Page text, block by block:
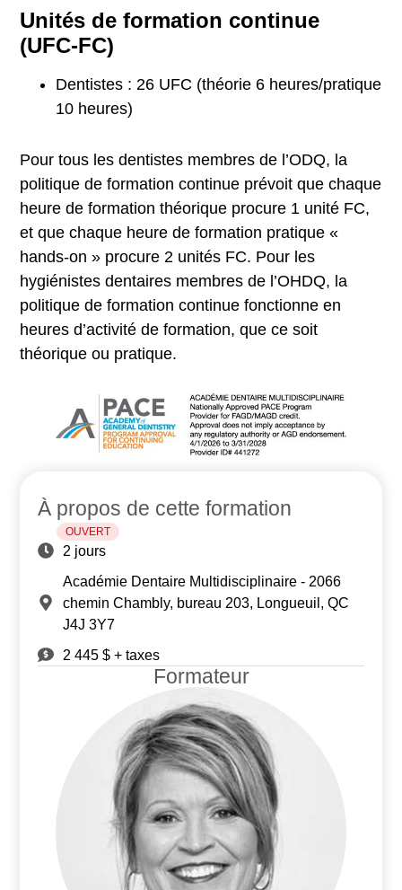
Unités de formation continue
(UFC-FC)
Dentistes : 26 UFC (théorie 6 heures/pratique
10 heures)
Pour tous les dentistes membres de l’ODQ, la
politique de formation continue prévoit que chaque
heure de formation théorique procure 1 unité FC,
et que chaque heure de formation pratique «
hands-on » procure 2 unités FC. Pour les
hygiénistes dentaires membres de l’OHDQ, la
politique de formation continue fonctionne en
heures d’activité de formation, que ce soit
théorique ou pratique.
À propos de cette formation
OUVERT
2 jours
Académie Dentaire Multidisciplinaire - 2066
chemin Chambly, bureau 203, Longueuil, QC
J4J 3Y7
2 445 $ + taxes
Formateur